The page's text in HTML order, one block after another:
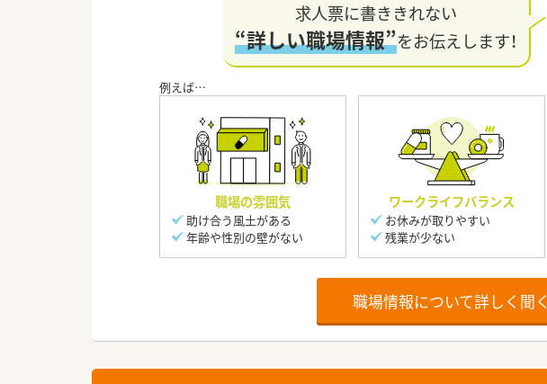
求人票に書ききれない
“詳しい職場情報”をお伝えします！
職場の雰囲気
助け合う風土がある
年齢や性別の壁がない
ワークライフバランス
お休みが取りやすい
残業が少ない
職場情報について詳しく聞く